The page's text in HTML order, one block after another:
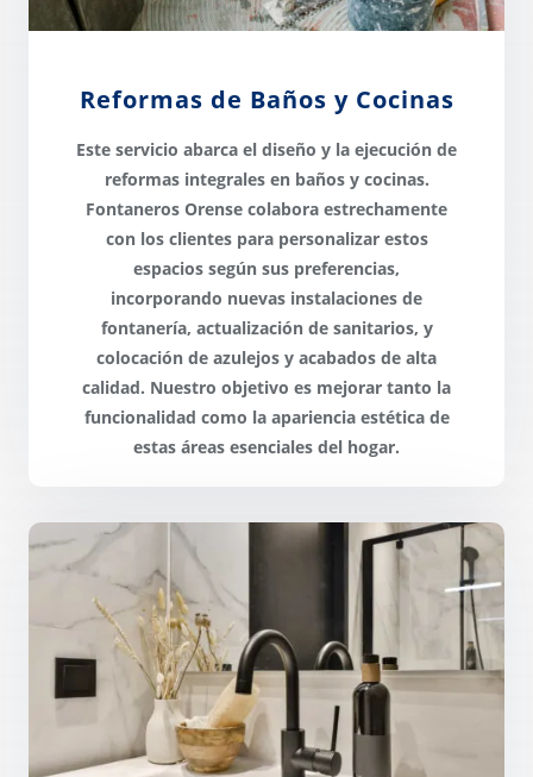
Reformas de Baños y Cocinas
Este servicio abarca el diseño y la ejecución de
reformas integrales en baños y cocinas.
Fontaneros Orense colabora estrechamente
con los clientes para personalizar estos
espacios según sus preferencias,
incorporando nuevas instalaciones de
fontanería, actualización de sanitarios, y
colocación de azulejos y acabados de alta
calidad. Nuestro objetivo es mejorar tanto la
funcionalidad como la apariencia estética de
estas áreas esenciales del hogar.